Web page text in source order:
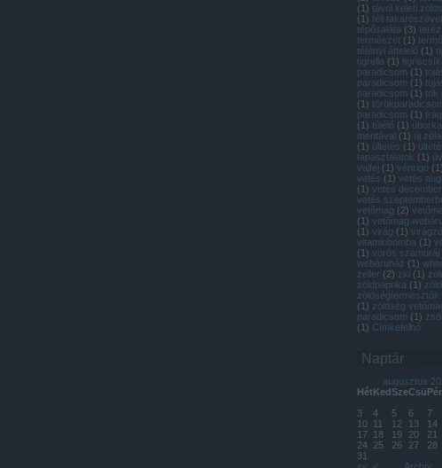
(1) távol keleti
(1) téli takarószövet
tépősaláta (3) teréz
természet (1)
tétényi áttelelő (1)
tigrella (1)
paradicsom (1)
paradicsom (1)
paradicsom (1) tök
(1)
paradicsom (1)
(1) túlélő (1) uborka
mentával (1) új
(1) ültetés (1)
tapasztalatok (1)
vajfej (1) vénrigó (1)
vetés (1) vetés
(1) vetés
vetés
vetőmag (2)
(1) vetőmag
(1) virág (1)
vitaminbomba (1)
(1) vörös szamuráj
webáruház (1)
zeller (2) zki (1)
zöldpaprika (1)
(1) zöldség
paradicsom (1)
(1) Címkefelhő
Naptár
augusztus
HétKedSzeCsü
3
4 5 6 7
10
11 12 13 14
17
18 19 20 21
24
25 26 27 28
31